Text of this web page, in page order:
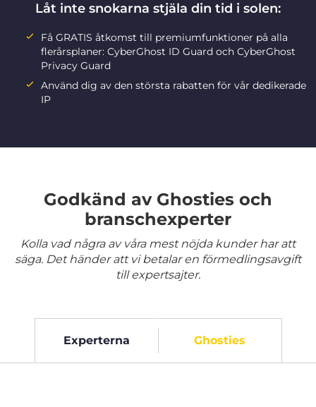
Låt inte snokarna stjäla din tid i solen:
Få GRATIS åtkomst till premiumfunktioner på alla
flerårsplaner: CyberGhost ID Guard och CyberGhost
Privacy Guard
Använd dig av den största rabatten för vår dedikerade
IP
Godkänd av Ghosties och
branschexperter
Kolla vad några av våra mest nöjda kunder har att
säga. Det händer att vi betalar en förmedlingsavgift
till expertsajter.
Experterna Ghosties